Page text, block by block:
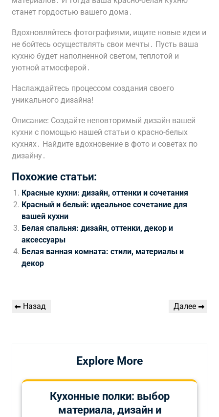
станет гордостью вашего дома․
Вдохновляйтесь фотографиями, ищите новые идеи и
не бойтесь осуществлять свои мечты․ Пусть ваша
кухню будет наполненной светом, теплотой и
уютной атмосферой․
Наслаждайтесь процессом создания своего
уникального дизайна!
Описание: Создайте неповторимый дизайн вашей
кухни с помощью нашей статьи о красно-белых
кухнях․ Найдите вдохновение в фото и советах по
дизайну․
Похожие статьи:
Красные кухни: дизайн, оттенки и сочетания
Красный и белый: идеальное сочетание для
вашей кухни
Белая спальня: дизайн, оттенки, декор и
аксессуары
Белая ванная комната: стили, материалы и
декор
Навигация
Предыдущая
Назад
Следующая
Далее
Explore More
Кухонные полки: выбор
материала, дизайн и